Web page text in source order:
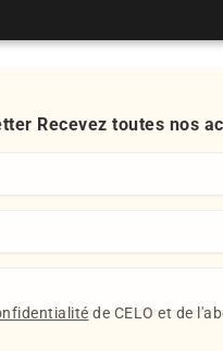
Recevez toutes nos
de CELO et de